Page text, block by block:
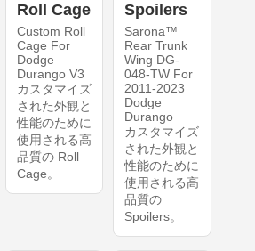
Roll Cage
Custom Roll
Cage For
Dodge
Durango V3
カスタマイズ
された外観と
性能のために
使用される高
品質の Roll
Cage。
Spoilers
Sarona™
Rear Trunk
Wing DG-
048-TW For
2011-2023
Dodge
Durango
カスタマイズ
された外観と
性能のために
使用される高
品質の
Spoilers。